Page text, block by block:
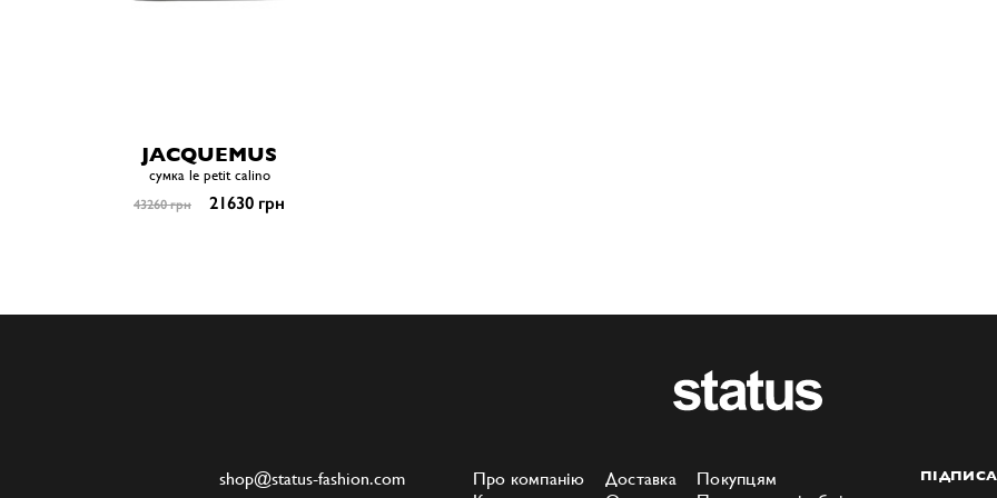
JACQUEMUS
сумка le petit calino
43260 грн 21630 грн
Про компанію
Доставка
Покупцям
shop@status-fashion.com